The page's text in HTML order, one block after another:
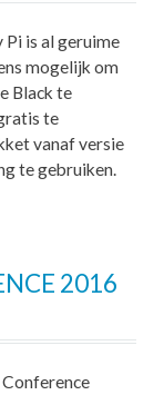
Pi is al geruime
mogelijk om
Black te
te
vanaf versie
te gebruiken.
2016